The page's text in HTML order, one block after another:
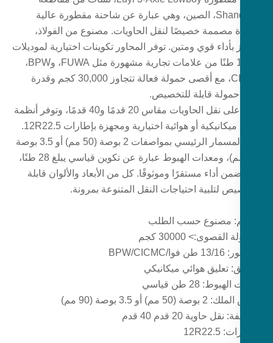
Shandong، الصين، وهي عبارة عن شاحنة مقطورة عالية
مصممة خصيصًا لنقل الحاويات. مصنوع من الفولاذ،
بأداء قوي ومتين. توفر المحاور تكوينات اختيارية لموديلات
13/16 طنًا من علامات تجارية مشهورة مثل FUWA، وBPW،
وCIMC، مع أقصى حمولة فعالة تتجاوز 30,000 كجم وقدرة
قابلة للتخصيص.
تركز على نقل الحاويات مقاس 20 قدمًا و40 قدمًا، وتوفر أنظمة
تعليق ميكانيكية أو هوائية اختيارية ومجهزة بإطارات 12R22.5.
يأتي المسمار الرئيسي بمواصفات 2 بوصة (50 مم) أو 3.5 بوصة
(90 مم)، ومعدات الهبوط عبارة عن تكوين قياسي يبلغ 28 طنًا،
أداء مستقرًا وموثوقًا. كل من الأبعاد والألوان قابلة
لتلبية احتياجات النقل المتنوعة بمرونة.
مصنوع حسب الطلب
القصوى:> 30000 كجم
تعليق هوائي ميكانيكي
28 طن قياسي
حاوية 20 قدم 40 قدم